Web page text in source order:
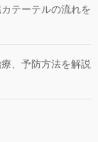
テーテルの流れを
、予防方法を解説